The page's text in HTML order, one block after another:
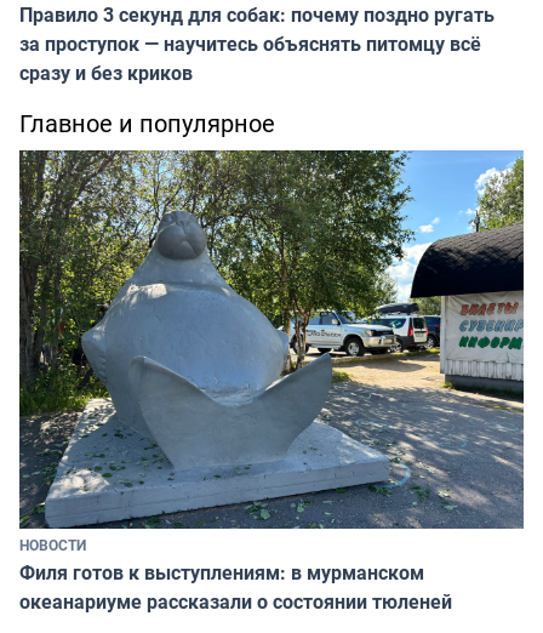
Правило 3 секунд для собак: почему поздно ругать
за проступок — научитесь объяснять питомцу всё
сразу и без криков
Главное и популярное
НОВОСТИ
Филя готов к выступлениям: в мурманском
океанариуме рассказали о состоянии тюленей